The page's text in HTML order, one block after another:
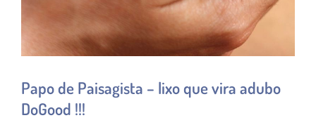
Papo de Paisagista – lixo que vira adubo
DoGood !!!